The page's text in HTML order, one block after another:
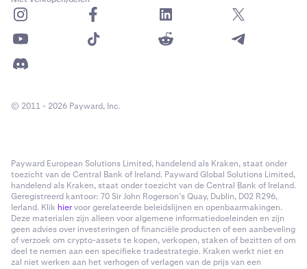
© 2011 - 2026 Payward, Inc.
Payward European Solutions Limited, handelend als Kraken, staat onder
toezicht van de Central Bank of Ireland. Payward Global Solutions Limited,
handelend als Kraken, staat onder toezicht van de Central Bank of Ireland.
Geregistreerd kantoor: 70 Sir John Rogerson’s Quay, Dublin, D02 R296,
Ierland. Klik hiervoor gerelateerde beleidslijnen en openbaarmakingen.
Deze materialen zijn alleen voor algemene informatiedoeleinden en zijn
geen advies over investeringen of financiële producten of een aanbeveling
of verzoek om crypto-assets te kopen, verkopen, staken of bezitten of om
deel te nemen aan een specifieke tradestrategie. Kraken werkt niet en
zal niet werken aan het verhogen of verlagen van de prijs van een